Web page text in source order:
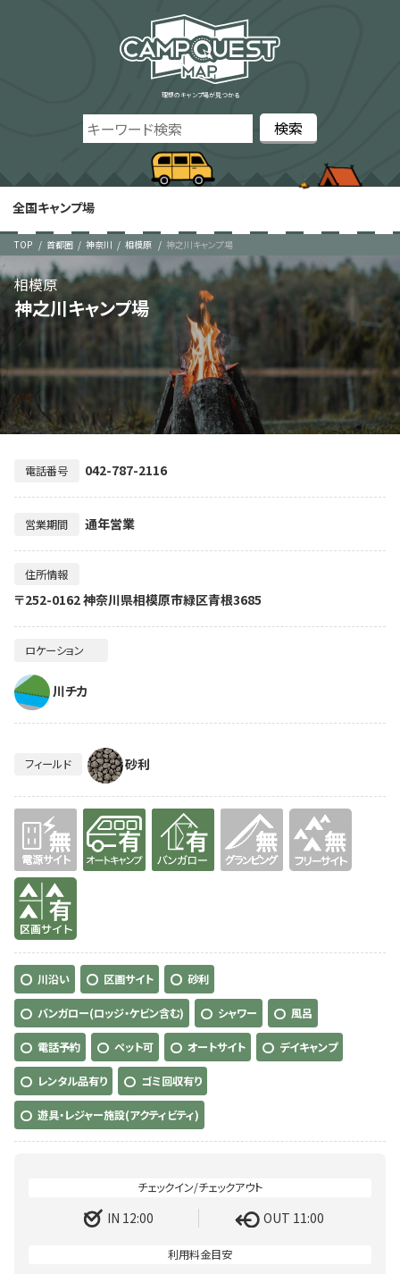
理想のキャンプ場が見つかる
全国キャンプ場
TOP 首都圏 神奈川 相模原 神之川キャンプ場
神之川キャンプ場
相模原
電話番号 042-787-2116
営業期間 通年営業
住所情報
〒252-0162 神奈川県相模原市緑区青根3685
ロケーション
川チカ
フィールド 砂利
無 有り 有り
有り
川沿い 区画サイト 砂利
バンガロー(ロッジ・ケビン含む) シャワー 風呂
電話予約 ペット可 オートサイト デイキャンプ
レンタル品有り ゴミ回収有り
遊具・レジャー施設(アクティビティ)
IN 12:00 OUT 11:00